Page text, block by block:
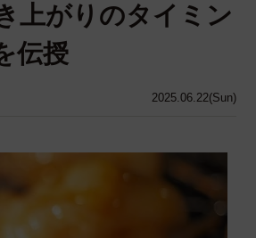
2025.06.22(Sun)
上がりのタイミン
伝授